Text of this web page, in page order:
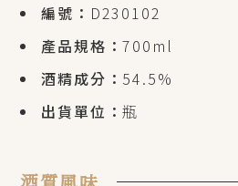
編號： D230102
產品規格：700ml
酒精成分： 54.5%
出貨單位：瓶